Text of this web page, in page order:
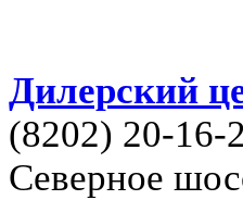
Дилерский
(8202) 20-16-
Северное